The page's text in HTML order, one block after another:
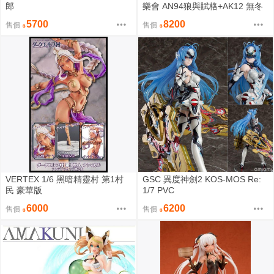
郎
售價 5700
樂會 AN94狼與賦格+AK12 無冬
售價 8200
VERTEX 1/6 黑暗精靈村 第1村
民 豪華版
售價 6000
GSC 異度神劍2 KOS-MOS Re:
1/7 PVC
售價 6200